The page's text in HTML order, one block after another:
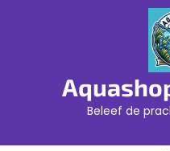
Beleef de